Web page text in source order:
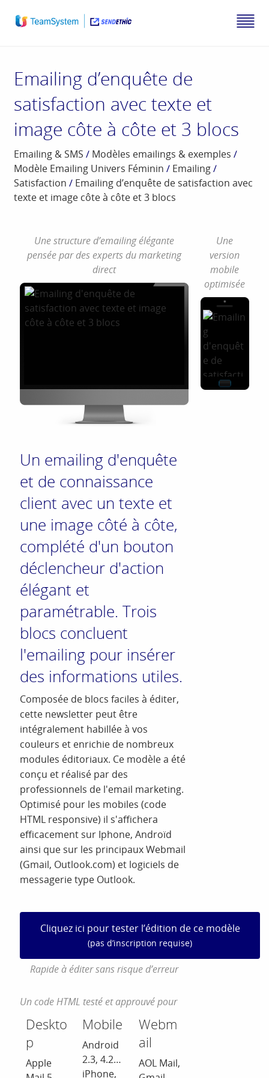
Emailing d’enquête de
satisfaction avec texte et
image côte à côte et 3 blocs
Emailing & SMS / Modèles emailings & exemples /
Modèle Emailing Univers Féminin / Emailing/
Satisfaction / Emailing d’enquête de satisfaction avec
texte et image côte à côte et 3 blocs
Une structure d’emailing élégante
pensée par des experts du marketing
direct
Une
version
mobile
optimisée
Un emailing d'enquête
et de connaissance
client avec un texte et
une image côté à côte,
complété d'un bouton
déclencheur d'action
élégant et
paramétrable. Trois
blocs concluent
l'emailing pour insérer
des informations utiles.
Composée de blocs faciles à éditer,
cette newsletter peut être
intégralement habillée à vos
couleurs et enrichie de nombreux
modules éditoriaux. Ce modèle a été
conçu et réalisé par des
professionnels de l'email marketing.
Optimisé pour les mobiles (code
HTML responsive) il s'affichera
efficacement sur Iphone, Androïd
ainsi que sur les principaux Webmail
(Gmail, Outlook.com) et logiciels de
messagerie type Outlook.
Cliquez ici pour tester l’édition de ce modèle
(pas d’inscription requise)
Rapide à éditer sans risque d’erreur
Un code HTML testé et approuvé pour
Deskto
p
Apple
Mobile
Android
2.3, 4.2…
iPhone,
Webm
ail
AOL Mail,